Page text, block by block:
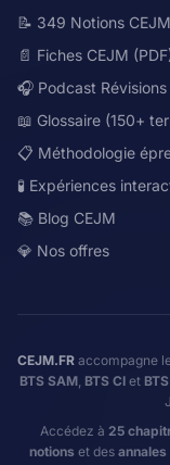
📝 349 Notions CEJM
📄 Fiches CEJM
🎧 Podcast Révisions
📖 Glossaire (150+
📋 Méthodologie
🧪 Expériences
📚 Blog CEJM
💎 Nos offres
CEJM.FR accompagne
BTS SAM, BTS CI et
Accédez à 25
notions et des